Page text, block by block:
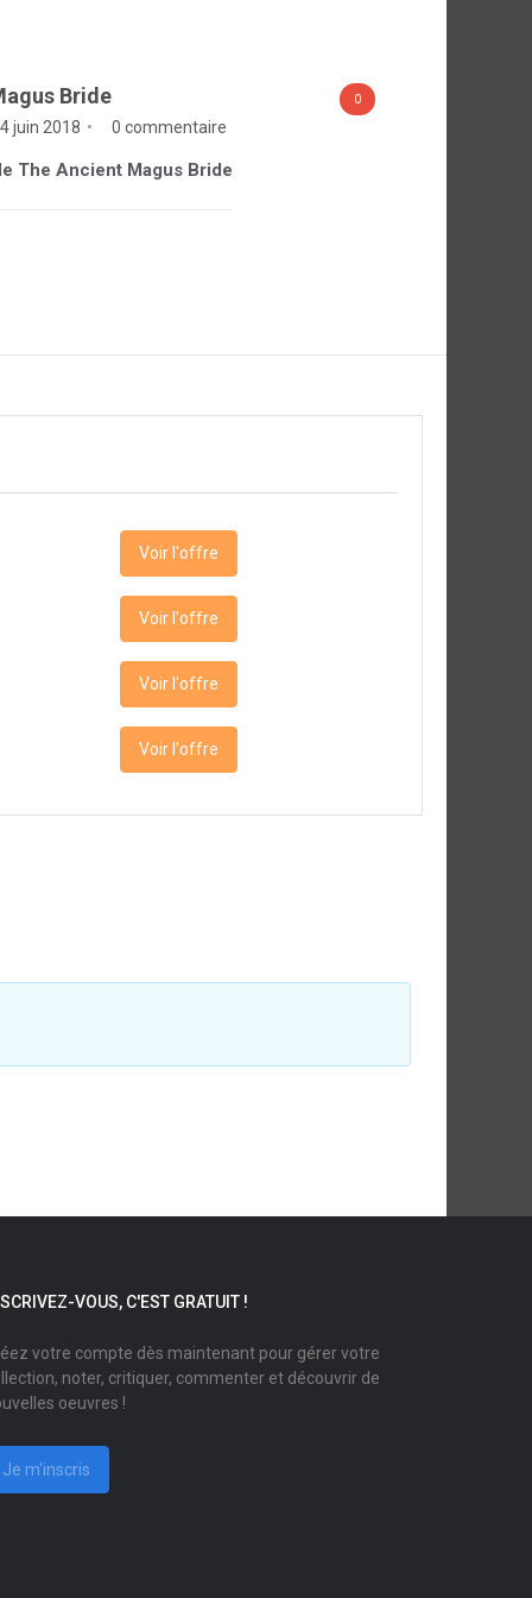
0
Bride
juin 2018 0 commentaire
The Ancient Magus Bride
Voir l'offre
Voir l'offre
Voir l'offre
Voir l'offre
VOUS, C'EST GRATUIT !
votre compte dès maintenant pour gérer votre
noter, critiquer, commenter et découvrir de
oeuvres !
Je m'inscris